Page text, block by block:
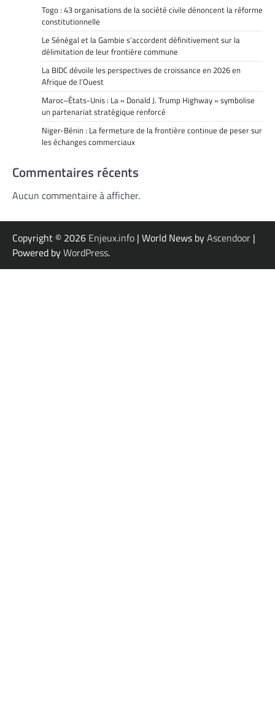
Togo : 43 organisations de la société civile dénoncent la réforme
constitutionnelle
Le Sénégal et la Gambie s’accordent définitivement sur la
délimitation de leur frontière commune
La BIDC dévoile les perspectives de croissance en 2026 en
Afrique de l’Ouest
Maroc–États-Unis : La « Donald J. Trump Highway » symbolise
un partenariat stratégique renforcé
Niger-Bénin : La fermeture de la frontière continue de peser sur
les échanges commerciaux
Commentaires récents
Aucun commentaire à afficher.
Copyright © 2026 Enjeux.info | World News byAscendoor |
Powered byWordPress.